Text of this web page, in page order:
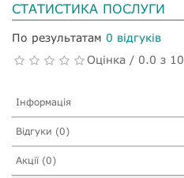
СТАТИСТИКА ПОСЛУГИ
По результатам 0 відгуків
Оцінка / 0.0 з 10
Інформація
Відгуки (0)
Акції (0)